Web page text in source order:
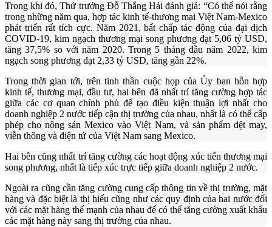
Trong khi đó, Thứ trưởng Đỗ Thắng Hải đánh giá: “Có thể nói rằng
trong những năm qua, hợp tác kinh tế-thương mại Việt Nam-Mexico
phát triển rất tích cực. Năm 2021, bất chấp tác động của đại dịch
COVID-19, kim ngạch thương mại song phương đạt 5,06 tỷ USD,
tăng 37,5% so với năm 2020. Trong 5 tháng đầu năm 2022, kim
ngạch song phương đạt 2,33 tỷ USD, tăng gần 22%.
Trong thời gian tới, trên tinh thần cuộc họp của Ủy ban hỗn hợp
kinh tế, thương mại, đầu tư, hai bên đã nhất trí tăng cường hợp tác
giữa các cơ quan chính phủ để tạo điều kiện thuận lợi nhất cho
doanh nghiệp 2 nước tiếp cận thị trường của nhau, nhất là có thể cấp
phép cho nông sản Mexico vào Việt Nam, và sản phẩm dệt may,
viễn thông và điện tử của Việt Nam sang Mexico.
Hai bên cũng nhất trí tăng cường các hoạt động xúc tiến thương mại
song phương, nhất là tiếp xúc trực tiếp giữa doanh nghiệp 2 nước.
Ngoài ra cũng cần tăng cường cung cấp thông tin về thị trường, mặt
hàng và đặc biệt là thị hiếu cũng như các quy định của hai nước đối
với các mặt hàng thế mạnh của nhau để có thể tăng cường xuất khẩu
các mặt hàng này sang thị trường của nhau.